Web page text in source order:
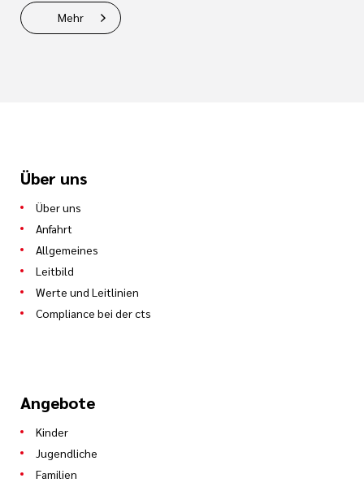
Mehr
Über uns
Über uns
Anfahrt
Allgemeines
Leitbild
Werte und Leitlinien
Compliance bei der cts
Angebote
Kinder
Jugendliche
Familien